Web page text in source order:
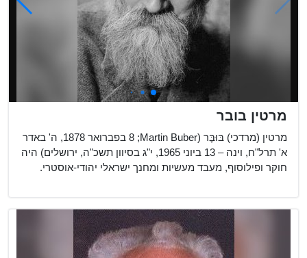
מרטין בובר
מרטין (מרדכי) בּוּבֶּר (Martin Buber;‏ 8 בפברואר 1878, ה' באדר
א' תרל"ח, וינה – 13 ביוני 1965, י"ג בסיוון תשכ"ה, ירושלים) היה
חוקר ופילוסוף, מעבד מעשיות ומחנך ישראלי יהודי-אוסטרי.